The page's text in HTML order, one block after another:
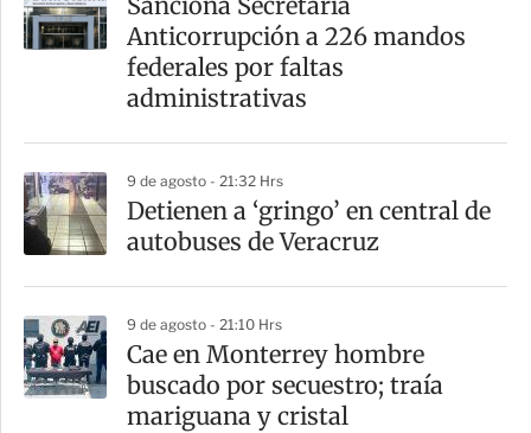
r
t
Anticorrupción a 226 mandos
federales por faltas
administrativas
9 de agosto - 21:32 Hrs
Detienen a ‘gringo’ en central de
autobuses de Veracruz
9 de agosto - 21:10 Hrs
Cae en Monterrey hombre
buscado por secuestro; traía
mariguana y cristal